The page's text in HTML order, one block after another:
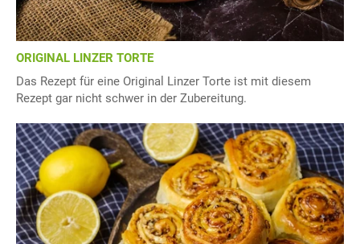
ORIGINAL LINZER TORTE
Das Rezept für eine Original Linzer Torte ist mit diesem
Rezept gar nicht schwer in der Zubereitung.